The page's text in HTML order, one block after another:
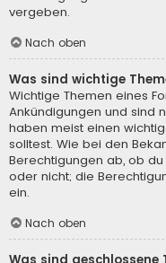
vergeben.
Nach oben
Was sind wichtige
Wichtige Themen eines
Ankündigungen und sind
haben meist einen
solltest. Wie bei den
Berechtigungen ab, ob
oder nicht; die
ein.
Nach oben